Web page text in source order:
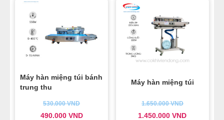
Máy hàn miệng túi bánh
trung thu
530.000VND
490.000 VND
Máy hàn miệng túi
1.650.000VND
1.450.000VND